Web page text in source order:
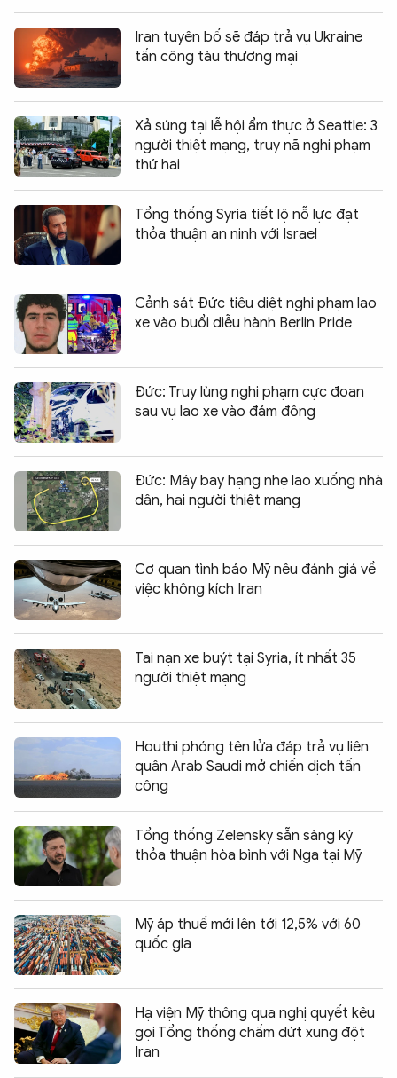
Iran tuyên bố sẽ đáp trả vụ Ukraine
tấn công tàu thương mại
Xả súng tại lễ hội ẩm thực ở Seattle: 3
người thiệt mạng, truy nã nghi phạm
thứ hai
Tổng thống Syria tiết lộ nỗ lực đạt
thỏa thuận an ninh với Israel
Cảnh sát Đức tiêu diệt nghi phạm lao
xe vào buổi diễu hành Berlin Pride
Đức: Truy lùng nghi phạm cực đoan
sau vụ lao xe vào đám đông
Đức: Máy bay hạng nhẹ lao xuống nhà
dân, hai người thiệt mạng
Cơ quan tình báo Mỹ nêu đánh giá về
việc không kích Iran
Tai nạn xe buýt tại Syria, ít nhất 35
người thiệt mạng
Houthi phóng tên lửa đáp trả vụ liên
quân Arab Saudi mở chiến dịch tấn
công
Tổng thống Zelensky sẵn sàng ký
thỏa thuận hòa bình với Nga tại Mỹ
Mỹ áp thuế mới lên tới 12,5% với 60
quốc gia
Hạ viện Mỹ thông qua nghị quyết kêu
gọi Tổng thống chấm dứt xung đột
Iran